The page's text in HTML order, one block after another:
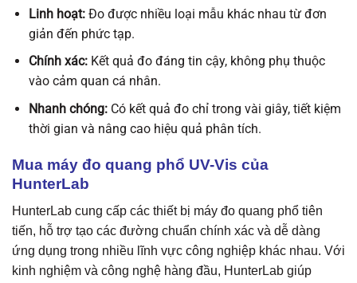
Linh hoạt:Đo được nhiều loại mẫu khác nhau từ đơn
giản đến phức tạp.
Chính xác:Kết quả đo đáng tin cậy, không phụ thuộc
vào cảm quan cá nhân.
Nhanh chóng:Có kết quả đo chỉ trong vài giây, tiết kiệm
thời gian và nâng cao hiệu quả phân tích.
Mua máy đo quang phổ UV-Vis của
HunterLab
HunterLab cung cấp các thiết bị máy đo quang phổ tiên
tiến, hỗ trợ tạo các đường chuẩn chính xác và dễ dàng
ứng dụng trong nhiều lĩnh vực công nghiệp khác nhau. Với
kinh nghiệm và công nghệ hàng đầu, HunterLab giúp